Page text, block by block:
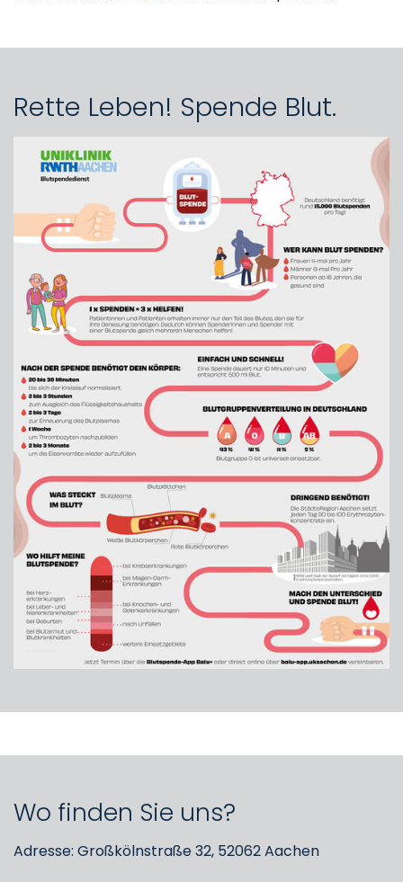
Rette Leben! Spende Blut.
Wo finden Sie uns?
Adresse: Großkölnstraße 32, 52062 Aachen